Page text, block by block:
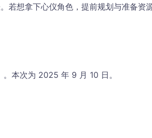
若想拿下心仪角色，提前规划与准备资
本次为 2025 年 9 月 10 日。